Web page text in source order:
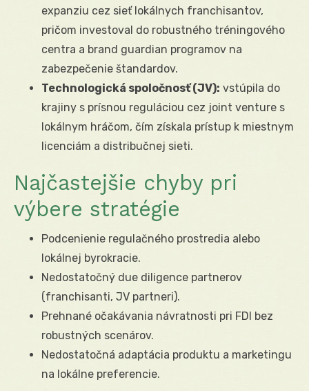
expanziu cez sieť lokálnych franchisantov,
pričom investoval do robustného tréningového
centra a brand guardian programov na
zabezpečenie štandardov.
Technologická spoločnosť (JV): vstúpila do
krajiny s prísnou reguláciou cez joint venture s
lokálnym hráčom, čím získala prístup k miestnym
licenciám a distribučnej sieti.
Najčastejšie chyby pri
výbere stratégie
Podcenienie regulačného prostredia alebo
lokálnej byrokracie.
Nedostatočný due diligence partnerov
(franchisanti, JV partneri).
Prehnané očakávania návratnosti pri FDI bez
robustných scenárov.
Nedostatočná adaptácia produktu a marketingu
na lokálne preferencie.